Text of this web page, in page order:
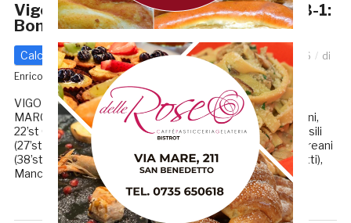
Vigor Montecosaro-Azzurra Mariner 3-1:
Bonifazi illude, poi la Vigor rimonta
Calcio - Altre Categorie Promozione 20 Aprile 2026
di
Enrico Tassotti
VIGOR MONTECOSARO – AZZURRA MARINER 3-1
MARCATORI: 29’pt Bonifazi, 39’pt Pesaresi, 44’pt Andreani,
22’st Cicconetti VIGOR MONTECOSARO: Cingolani D., Basili
(27’st Merelli), Tidei, Giuggioloni, Rossini, Cingolani S., Andreani
(38’st Zanutel), Marcantoni, Pepi, Pesaresi (17’st Cicconetti),
Mancini […]